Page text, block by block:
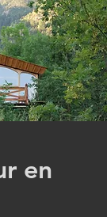
en